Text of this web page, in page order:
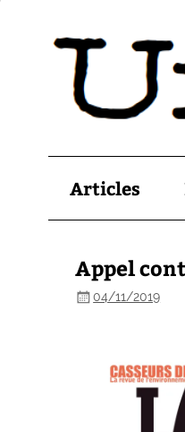
Articles
Appel
04/11/2019